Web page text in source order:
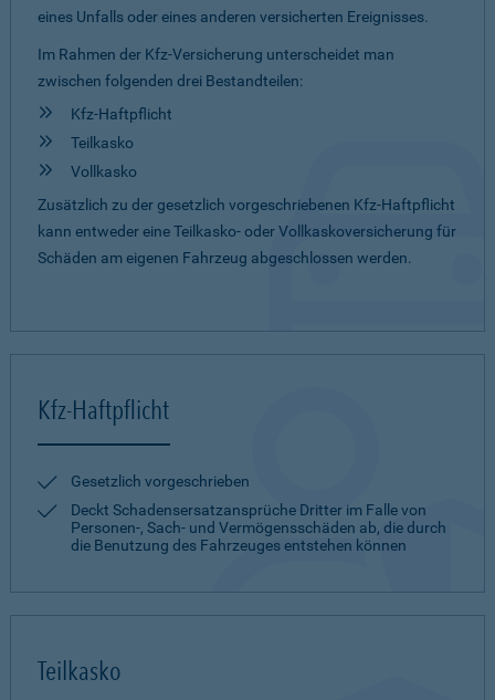
eines Unfalls oder eines anderen versicherten Ereignisses.
Im Rahmen der Kfz-Versicherung unterscheidet man
zwischen folgenden drei Bestandteilen:
Kfz-Haftpflicht
Teilkasko
Vollkasko
Zusätzlich zu der gesetzlich vorgeschriebenen Kfz-Haftpflicht
kann entweder eine Teilkasko- oder Vollkaskoversicherung für
Schäden am eigenen Fahrzeug abgeschlossen werden.
Kfz-Haftpflicht
Gesetzlich vorgeschrieben
Deckt Schadensersatzansprüche Dritter im Falle von
Personen-, Sach- und Vermögensschäden ab, die durch
die Benutzung des Fahrzeuges entstehen können
Teilkasko